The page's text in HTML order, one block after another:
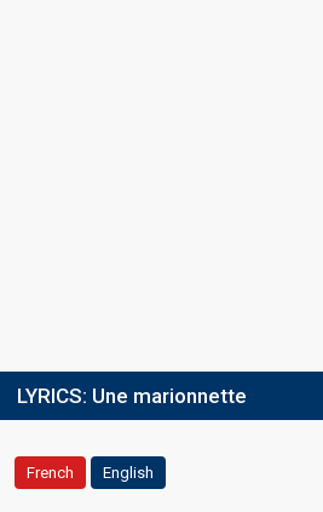
LYRICS: Une marionnette
French English